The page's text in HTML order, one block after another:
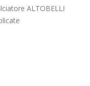
ALTOBELLI